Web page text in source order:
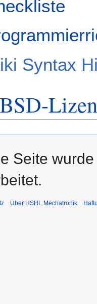
Syntax
BSD-
Seite
Über HSHL Mechatronik